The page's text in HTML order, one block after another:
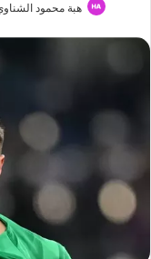
هبة محمود